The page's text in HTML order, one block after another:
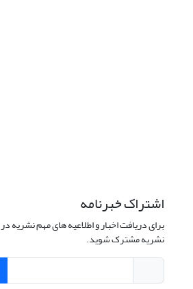
اشتراک خبرنامه
برای دریافت اخبار و اطلاعیه های مهم نشریه
نشریه مشترک شوید.